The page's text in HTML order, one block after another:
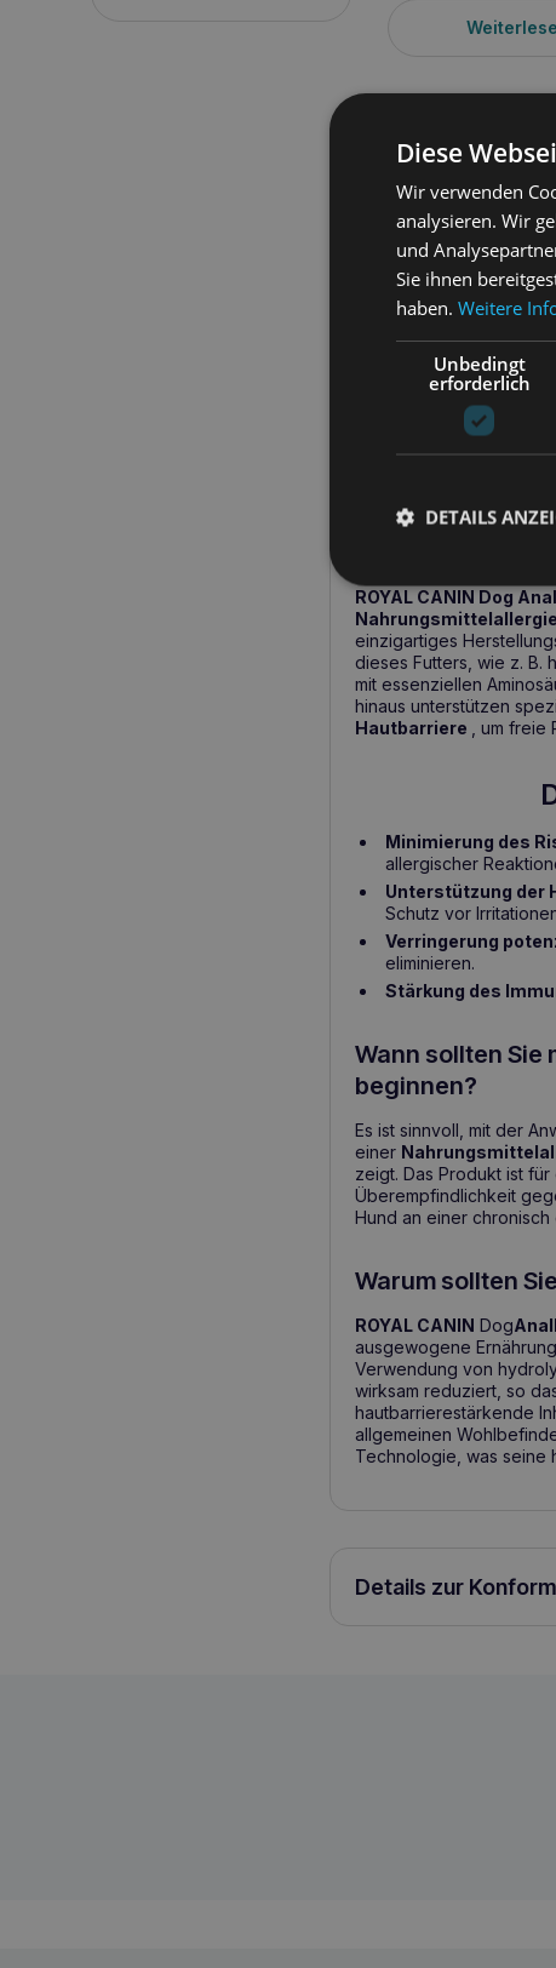
Gesundheit der Haut
wichtig ist. Das Futter
dermatologischen
hydrolysierte Protein in
sicher für Hunde mit
ROYAL CANIN
ROYAL CANIN Dog
einzigartiges
dieses Futters, wie z. B.
mit essenziellen
hinaus unterstützen
Hautbarriere
, um
Minimierung des
allergischer
Unterstützung der
Schutz vor
Verringerung
eliminieren.
Stärkung des
Wann sollten Sie
beginnen?
Es ist sinnvoll, mit der
einer
zeigt. Das Produkt ist
Überempfindlichkeit
Hund an einer
Warum sollten
ROYAL CANIN Dog
ausgewogene
Verwendung von
wirksam reduziert, so
hautbarrierestärkende
allgemeinen
Technologie, was seine
Details zur
ROYAL CANIN Dog Anallergenic 1,5 kg
Diese
Wir verwenden
analysieren. Wir
und
Sie ihnen
haben. Weitere
Unbedingt
erforderlich
DETAILS